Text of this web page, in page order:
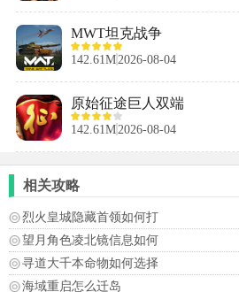
MWT坦克战争
142.61M 2026-08-04
原始征途巨人双端
142.61M 2026-08-04
相关攻略
烈火皇城隐藏首领如何打
望月角色凌北镜信息如何
寻道大千本命物如何选择
海域重启怎么迁岛